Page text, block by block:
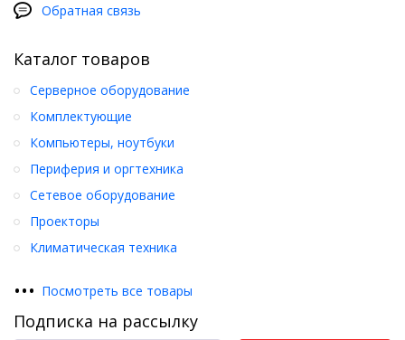
Обратная связь
Каталог товаров
Серверное оборудование
Комплектующие
Компьютеры, ноутбуки
Периферия и оргтехника
Сетевое оборудование
Проекторы
Климатическая техника
••• Посмотреть все товары
Подписка на рассылку